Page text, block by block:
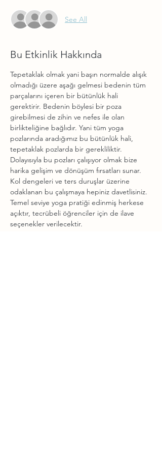
See All
Bu Etkinlik Hakkında
Tepetaklak olmak yani başın normalde alışık
olmadığı üzere aşağı gelmesi bedenin tüm
parçalarını içeren bir bütünlük hali
gerektirir. Bedenin böylesi bir poza
girebilmesi de zihin ve nefes ile olan
birlikteliğine bağlıdır. Yani tüm yoga
pozlarında aradığımız bu bütünlük hali,
tepetaklak pozlarda bir gerekliliktir.
Dolayısıyla bu pozları çalışıyor olmak bize
harika gelişim ve dönüşüm fırsatları sunar.
Kol dengeleri ve ters duruşlar üzerine
odaklanan bu çalışmaya hepiniz davetlisiniz.
Temel seviye yoga pratiği edinmiş herkese
açıktır, tecrübeli öğrenciler için de ilave